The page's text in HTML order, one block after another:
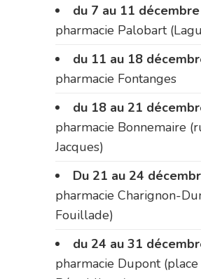
du 7 au 11
pharmacie Palobart
du 11 au 18
pharmacie Fontanges
du 18 au 21
pharmacie Bonnemaire
Jacques)
Du 21 au 24
pharmacie Charignon-
Fouillade)
du 24 au 31
pharmacie Dupont